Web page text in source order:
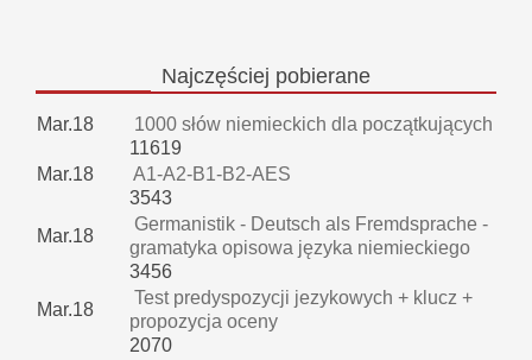
Najczęściej pobierane
Mar.18
1000 słów niemieckich dla początkujących
11619
Mar.18
A1-A2-B1-B2-AES
3543
Mar.18
Germanistik - Deutsch als Fremdsprache -
gramatyka opisowa języka niemieckiego
3456
Mar.18
Test predyspozycji jezykowych + klucz +
propozycja oceny
2070